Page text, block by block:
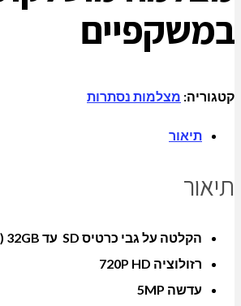
במשקפיים
קטגוריה: מצלמות נסתרות
תיאור
תיאור
הקלטה על גבי כרטיס SD עד 32GB ( לא כלול)
רזולוציה 720P HD
עדשה 5MP